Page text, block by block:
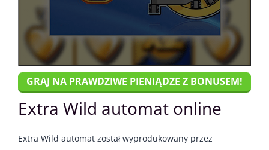
GRAJ NA PRAWDZIWE PIENIĄDZE Z BONUSEM!
Extra Wild automat online
Extra Wild automat został wyprodukowany przez